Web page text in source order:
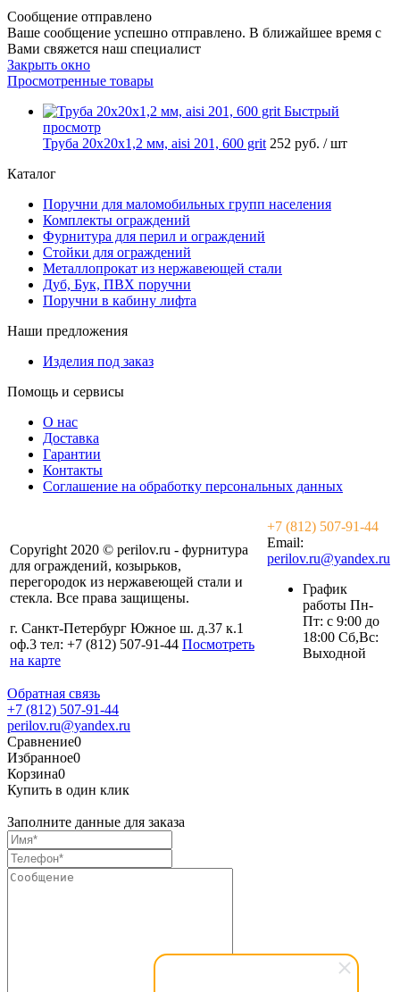
Сообщение отправлено
Ваше сообщение успешно отправлено. В ближайшее время с
Вами свяжется наш специалист
Закрыть окно
Просмотренные товары
Быстрый
просмотр
Труба 20х20х1,2 мм, aisi 201, 600 grit 252 руб. / шт
Каталог
Поручни для маломобильных групп населения
Комплекты ограждений
Фурнитура для перил и ограждений
Стойки для ограждений
Металлопрокат из нержавеющей стали
Дуб, Бук, ПВХ поручни
Поручни в кабину лифта
Наши предложения
Изделия под заказ
Помощь и сервисы
О нас
Доставка
Гарантии
Контакты
Соглашение на обработку персональных данных
Copyright 2020 © perilov.ru - фурнитура
для ограждений, козырьков,
перегородок из нержавеющей стали и
стекла. Все права защищены.
г. Санкт-Петербург Южное ш. д.37 к.1
оф.3 тел: +7 (812) 507-91-44 Посмотреть
на карте
+7 (812) 507-91-44
Email:
perilov.ru@yandex.ru
График
работы Пн-
Пт: с 9:00 до
18:00 Сб,Вс:
Выходной
Обратная связь
+7 (812) 507-91-44
perilov.ru@yandex.ru
Сравнение0
Избранное0
Корзина0
Купить в один клик
Заполните данные для заказа